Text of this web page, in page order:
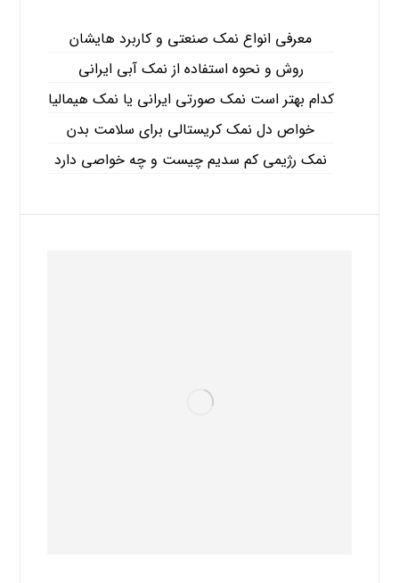
معرفی انواع نمک صنعتی و کاربرد هایشان
روش و نحوه استفاده از نمک آبی ایرانی
کدام بهتر است نمک صورتی ایرانی یا نمک هیمالیا
خواص دل نمک کریستالی برای سلامت بدن
نمک رژیمی کم سدیم چیست و چه خواصی دارد